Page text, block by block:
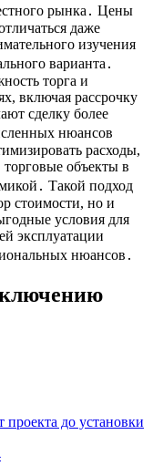
рынка․ Цены
даже
изучения
варианта․
торга и
включая рассрочку
сделку более
нюансов
расходы,
объекты в
Такой подход
стоимости, но и
условия для
эксплуатации
нюансов․
до установки